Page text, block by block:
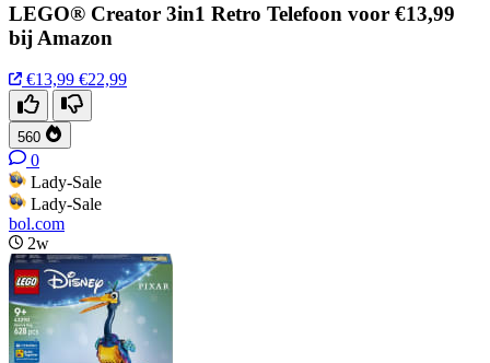
LEGO® Creator 3in1 Retro Telefoon voor €13,99
bij Amazon
€13,99 €22,99
560
0
Lady-Sale
Lady-Sale
bol.com
2w